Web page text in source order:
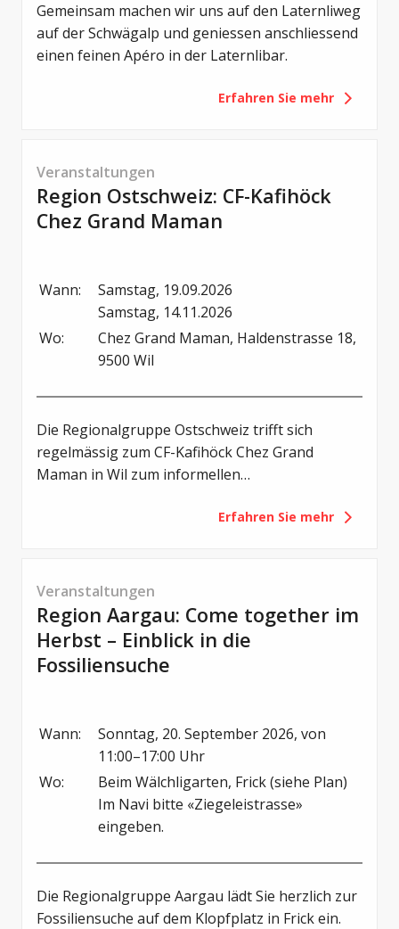
Gemeinsam machen wir uns auf den Laternliweg
auf der Schwägalp und geniessen anschliessend
einen feinen Apéro in der Laternlibar.
Erfahren Sie mehr
Veranstaltungen
Region Ostschweiz: CF-Kafihöck
Chez Grand Maman
Wann:
Samstag, 19.09.2026
Samstag, 14.11.2026
Wo:
Chez Grand Maman, Haldenstrasse 18,
9500 Wil
Die Regionalgruppe Ostschweiz trifft sich
regelmässig zum CF-Kafihöck Chez Grand
Maman in Wil zum informellen
zu einem gemütlichen Frühstück.Erfahren Sie mehr
Veranstaltungen
Region Aargau: Come together im
Herbst – Einblick in die
Fossiliensuche
Wann:
Sonntag, 20. September 2026, von
11:00–17:00 Uhr
Wo:
Beim Wälchligarten, Frick (siehe Plan)
Im Navi bitte «Ziegeleistrasse»
eingeben.
Die Regionalgruppe Aargau lädt Sie herzlich zur
Fossiliensuche auf dem Klopfplatz in Frick ein.